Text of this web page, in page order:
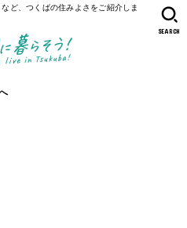
ど、つくばの住みよさをご紹介しま
SEARCH